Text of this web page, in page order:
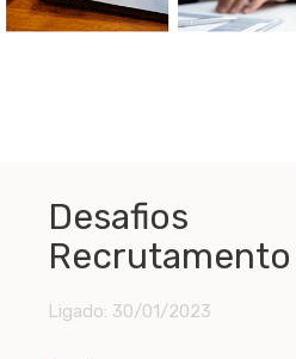
Ligado: 30/01/2023